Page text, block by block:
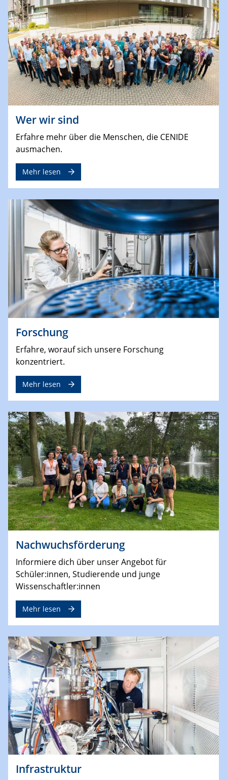
Wer wir sind
Erfahre mehr über die Menschen, die CENIDE
ausmachen.
Mehr lesen
Forschung
Erfahre, worauf sich unsere Forschung
konzentriert.
Mehr lesen
Nachwuchsförderung
Informiere dich über unser Angebot für
Schüler:innen, Studierende und junge
Wissenschaftler:innen
Mehr lesen
Infrastruktur